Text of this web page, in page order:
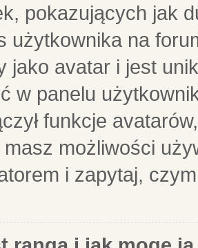
pokazujących jak
użytkownika na
jako avatar i jest
w panelu
funkcje
możliwości
i zapytaj,